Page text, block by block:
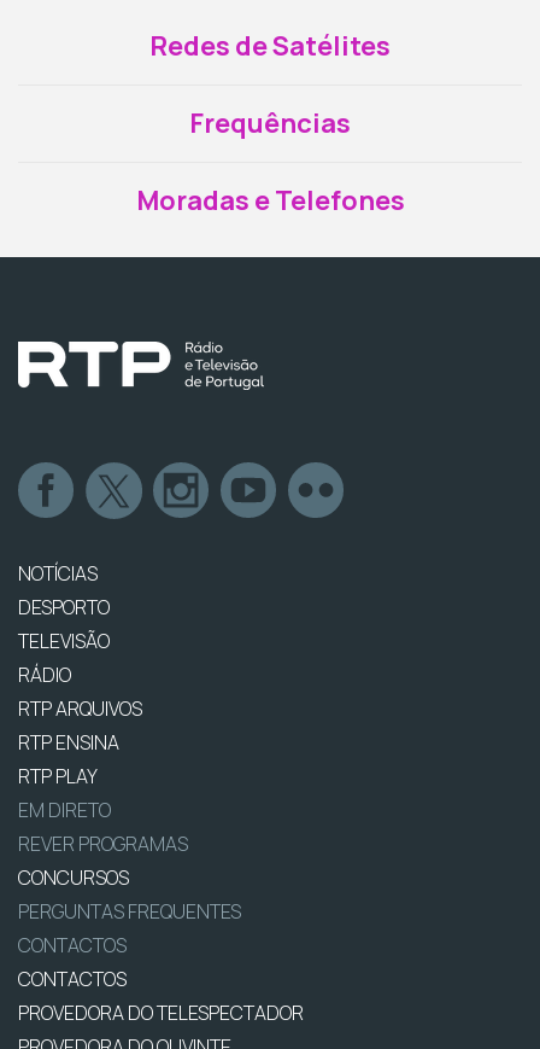
Redes de Satélites
Frequências
Moradas e Telefones
NOTÍCIAS
DESPORTO
TELEVISÃO
RÁDIO
RTP ARQUIVOS
RTP ENSINA
RTP PLAY
EM DIRETO
REVER PROGRAMAS
CONCURSOS
PERGUNTAS FREQUENTES
CONTACTOS
CONTACTOS
PROVEDORA DO TELESPECTADOR